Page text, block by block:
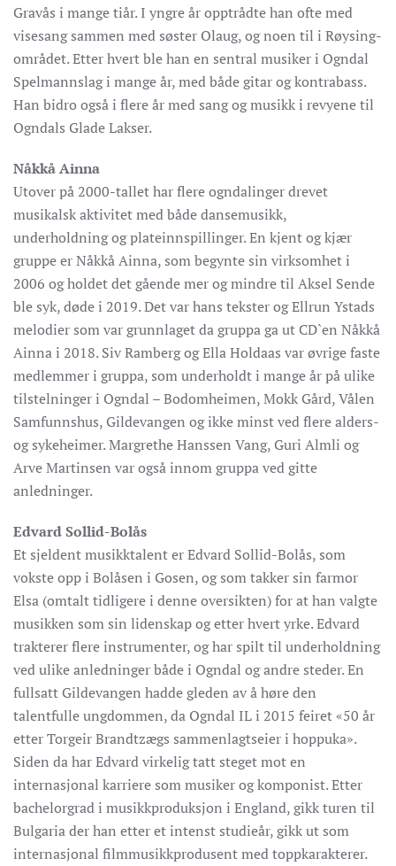
Gravås i mange tiår. I yngre år opptrådte han ofte med
visesang sammen med søster Olaug, og noen til i Røysing-
området. Etter hvert ble han en sentral musiker i Ogndal
Spelmannslag i mange år, med både gitar og kontrabass.
Han bidro også i flere år med sang og musikk i revyene til
Ogndals Glade Lakser.
Nåkkå Ainna
Utover på 2000-tallet har flere ogndalinger drevet
musikalsk aktivitet med både dansemusikk,
underholdning og plateinnspillinger. En kjent og kjær
gruppe er Nåkkå Ainna, som begynte sin virksomhet i
2006 og holdet det gående mer og mindre til Aksel Sende
ble syk, døde i 2019. Det var hans tekster og Ellrun Ystads
melodier som var grunnlaget da gruppa ga ut CD`en Nåkkå
Ainna i 2018. Siv Ramberg og Ella Holdaas var øvrige faste
medlemmer i gruppa, som underholdt i mange år på ulike
tilstelninger i Ogndal – Bodomheimen, Mokk Gård, Vålen
Samfunnshus, Gildevangen og ikke minst ved flere alders-
og sykeheimer. Margrethe Hanssen Vang, Guri Almli og
Arve Martinsen var også innom gruppa ved gitte
anledninger.
Edvard Sollid-Bolås
Et sjeldent musikktalent er Edvard Sollid-Bolås, som
vokste opp i Bolåsen i Gosen, og som takker sin farmor
Elsa (omtalt tidligere i denne oversikten) for at han valgte
musikken som sin lidenskap og etter hvert yrke. Edvard
trakterer flere instrumenter, og har spilt til underholdning
ved ulike anledninger både i Ogndal og andre steder. En
fullsatt Gildevangen hadde gleden av å høre den
talentfulle ungdommen, da Ogndal IL i 2015 feiret «50 år
etter Torgeir Brandtzægs sammenlagtseier i hoppuka».
Siden da har Edvard virkelig tatt steget mot en
internasjonal karriere som musiker og komponist. Etter
bachelorgrad i musikkproduksjon i England, gikk turen til
Bulgaria der han etter et intenst studieår, gikk ut som
internasjonal filmmusikkprodusent med toppkarakterer.